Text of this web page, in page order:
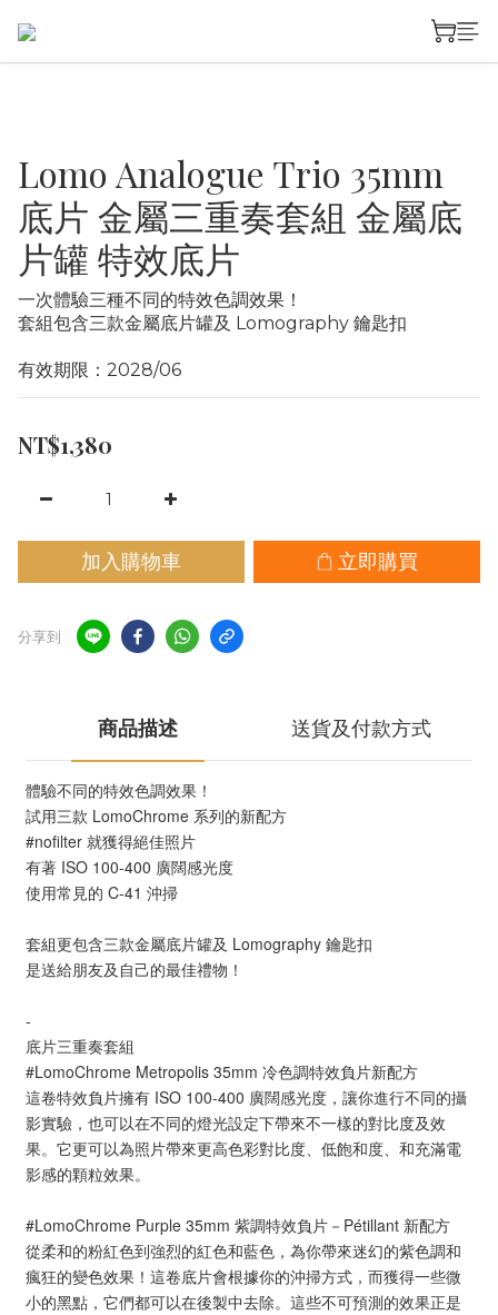
Lomo Analogue Trio 35mm
底片 金屬三重奏套組 金屬底
片罐 特效底片
一次體驗三種不同的特效色調效果！
套組包含三款金屬底片罐及 Lomography 鑰匙扣
有效期限：2028/06
NT$1,380
加入購物車 立即購買
分享到
商品描述 送貨及付款方式
體驗不同的特效色調效果！
試用三款 LomoChrome 系列的新配方
#nofilter 就獲得絕佳照片
有著 ISO 100-400 廣闊感光度
使用常見的 C-41 沖掃
套組更包含三款金屬底片罐及 Lomography 鑰匙扣
是送給朋友及自己的最佳禮物！
-
底片三重奏套組
#LomoChrome Metropolis 35mm 冷色調特效負片新配方
這卷特效負片擁有 ISO 100-400 廣闊感光度，讓你進行不同的攝
影實驗，也可以在不同的燈光設定下帶來不一樣的對比度及效
果。它更可以為照片帶來更高色彩對比度、低飽和度、和充滿電
影感的顆粒效果。
#LomoChrome Purple 35mm 紫調特效負片－Pétillant 新配方
從柔和的粉紅色到強烈的紅色和藍色，為你帶來迷幻的紫色調和
瘋狂的變色效果！這卷底片會根據你的沖掃方式，而獲得一些微
小的黑點，它們都可以在後製中去除。這些不可預測的效果正是